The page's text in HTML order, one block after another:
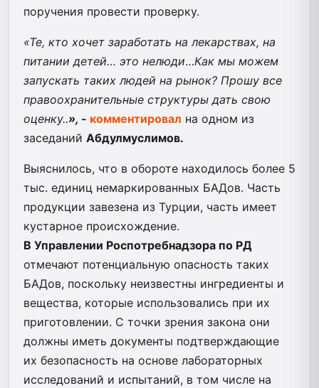
поручения провести проверку.
«Те, кто хочет заработать на лекарствах, на
питании детей… это нелюди…Как мы можем
запускать таких людей на рынок? Прошу все
правоохранительные структуры дать свою
оценку..», - комментировал на одном из
заседаний Абдулмуслимов.
Выяснилось, что в обороте находилось более 5
тыс. единиц немаркированных БАДов. Часть
продукции завезена из Турции, часть имеет
кустарное происхождение.
В Управлении Роспотребнадзора по РД
отмечают потенциальную опасность таких
БАДов, поскольку неизвестны ингредиенты и
вещества, которые использовались при их
приготовлении. С точки зрения закона они
должны иметь документы подтверждающие
их безопасность на основе лабораторных
исследований и испытаний, в том числе на